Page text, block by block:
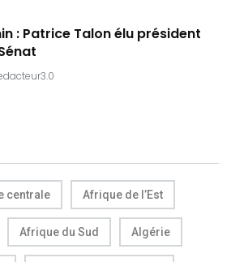
: Patrice Talon élu président
centrale Afrique de l’Est
Afrique du Sud Algérie